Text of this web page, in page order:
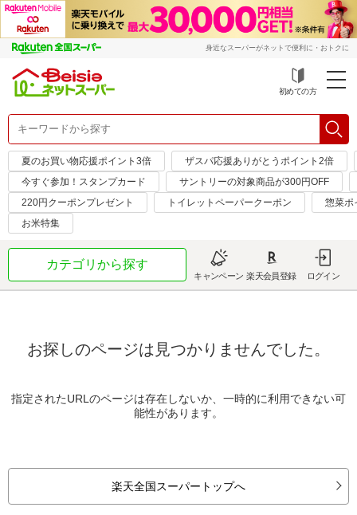
身近なスーパーがネットで便利に・おトクに
初めての方
夏のお買い物応援ポイント3倍
ザスパ応援ありがとうポイント2倍
今すぐ参加！スタンプカード
サントリーの対象商品が300円OFF
220円クーポンプレゼント
トイレットペーパークーポン
惣菜ポ
お米特集
カテゴリから探す
キャンペーン 楽天会員登録 ログイン
お探しのページは見つかりませんでした。
指定されたURLのページは存在しないか、一時的に利用できない可
能性があります。
楽天全国スーパートップへ